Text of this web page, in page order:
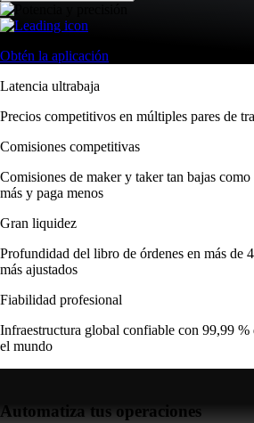
Obtén la aplicación
Latencia ultrabaja
Precios competitivos en múltiples pares de
Comisiones competitivas
Comisiones de maker y taker tan bajas
más y paga menos
Gran liquidez
Profundidad del libro de órdenes en más de
más ajustados
Fiabilidad profesional
Infraestructura global confiable con 99,99
el mundo
Automatiza tus operaciones